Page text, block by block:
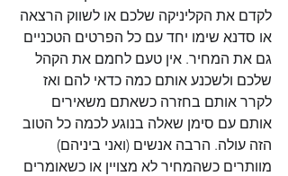
לקדם את הקליניקה שלכם או לשווק הרצאה
או סדנא שימו יחד עם כל הפרטים הטכניים
גם את המחיר. אין טעם לחמם את הקהל
שלכם ולשכנע אותם כמה כדאי להם ואז
לקרר אותם בחזרה כשאתם משאירים
אותם עם סימן שאלה בנוגע לכמה כל הטוב
הזה עולה. הרבה אנשים (ואני ביניהם)
מוותרים כשהמחיר לא מצויין או כשאומרים